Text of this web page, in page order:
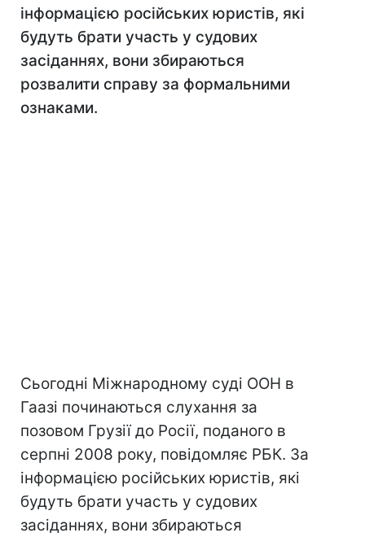
інформацією російських юристів, які
будуть брати участь у судових
засіданнях, вони збираються
розвалити справу за формальними
ознаками.
Сьогодні Міжнародному суді ООН в
Гаазі починаються слухання за
позовом Грузії до Росії, поданого в
серпні 2008 року, повідомляє РБК. За
інформацією російських юристів, які
будуть брати участь у судових
засіданнях, вони збираються